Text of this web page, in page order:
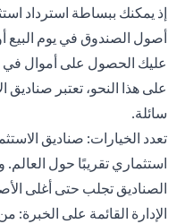
إذ يمكنك ببساطة استرداد
أصول الصندوق في يوم البيع
عليك الحصول على أموال في
على هذا النحو، تعتبر
سائلة.
تعدد الخيارات: صناديق
استثماري تقريبًا حول
الصناديق تجلب حتى أغلى
الإدارة القائمة على الخبرة: